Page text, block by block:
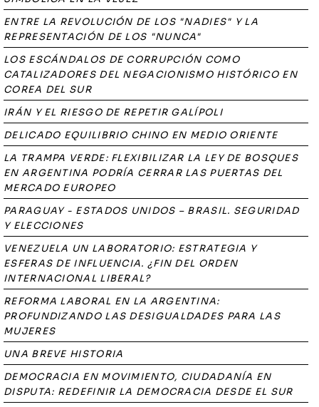
ENTRE LA REVOLUCIÓN DE LOS "NADIES" Y LA
REPRESENTACIÓN DE LOS "NUNCA"
LOS ESCÁNDALOS DE CORRUPCIÓN COMO
CATALIZADORES DEL NEGACIONISMO HISTÓRICO EN
COREA DEL SUR
IRÁN Y EL RIESGO DE REPETIR GALÍPOLI
DELICADO EQUILIBRIO CHINO EN MEDIO ORIENTE
LA TRAMPA VERDE: FLEXIBILIZAR LA LEY DE BOSQUES
EN ARGENTINA PODRÍA CERRAR LAS PUERTAS DEL
MERCADO EUROPEO
PARAGUAY - ESTADOS UNIDOS – BRASIL. SEGURIDAD
Y ELECCIONES
VENEZUELA UN LABORATORIO: ESTRATEGIA Y
ESFERAS DE INFLUENCIA. ¿FIN DEL ORDEN
INTERNACIONAL LIBERAL?
REFORMA LABORAL EN LA ARGENTINA:
PROFUNDIZANDO LAS DESIGUALDADES PARA LAS
MUJERES
UNA BREVE HISTORIA
DEMOCRACIA EN MOVIMIENTO, CIUDADANÍA EN
DISPUTA: REDEFINIR LA DEMOCRACIA DESDE EL SUR